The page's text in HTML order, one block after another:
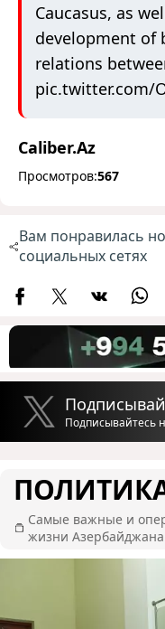
Caucasus, as
development of
relations
pic.twitter.com/
Caliber.Az
Просмотров:567
Вам понравилась
социальных сетях
Подписывайтесь
Самые важные и
жизни Азербайджана